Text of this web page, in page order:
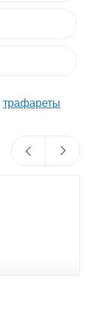
трафареты